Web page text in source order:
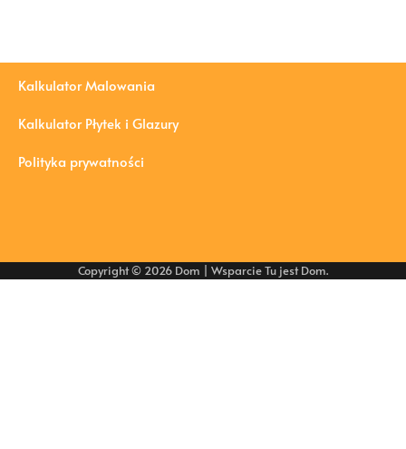
Kalkulator Malowania
Kalkulator Płytek i Glazury
Polityka prywatności
Copyright © 2026 Dom | WsparcieTu jest Dom.